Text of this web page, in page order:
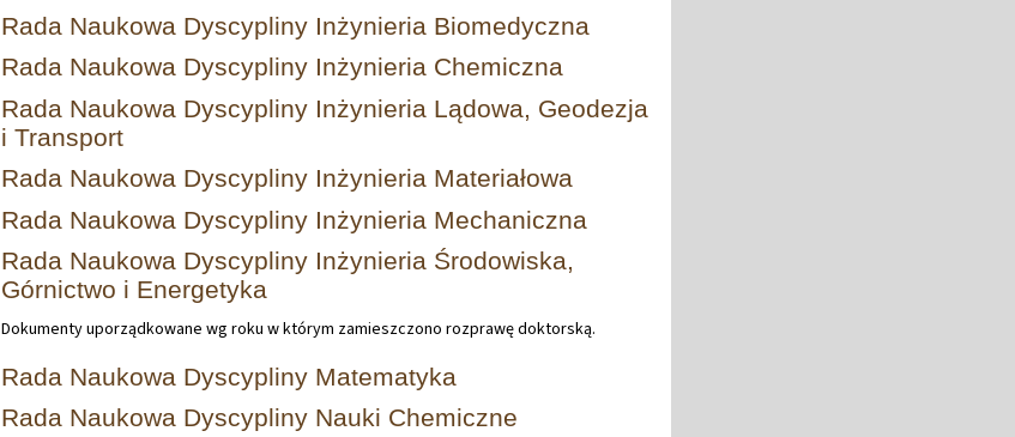
Rada Naukowa Dyscypliny Inżynieria Biomedyczna
Rada Naukowa Dyscypliny Inżynieria Chemiczna
Rada Naukowa Dyscypliny Inżynieria Lądowa, Geodezja
i Transport
Rada Naukowa Dyscypliny Inżynieria Materiałowa
Rada Naukowa Dyscypliny Inżynieria Mechaniczna
Rada Naukowa Dyscypliny Inżynieria Środowiska,
Górnictwo i Energetyka
Dokumenty uporządkowane wg roku w którym zamieszczono rozprawę doktorską.
Rada Naukowa Dyscypliny Matematyka
Rada Naukowa Dyscypliny Nauki Chemiczne